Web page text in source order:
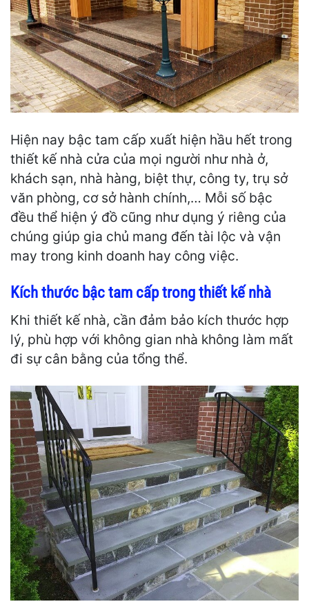
Hiện nay bậc tam cấp xuất hiện hầu hết trong
thiết kế nhà cửa của mọi người như nhà ở,
khách sạn, nhà hàng, biệt thự, công ty, trụ sở
văn phòng, cơ sở hành chính,… Mỗi số bậc
đều thể hiện ý đồ cũng như dụng ý riêng của
chúng giúp gia chủ mang đến tài lộc và vận
may trong kinh doanh hay công việc.
Kích thước bậc tam cấp trong thiết kế nhà
Khi thiết kế nhà, cần đảm bảo kích thước hợp
lý, phù hợp với không gian nhà không làm mất
đi sự cân bằng của tổng thể.